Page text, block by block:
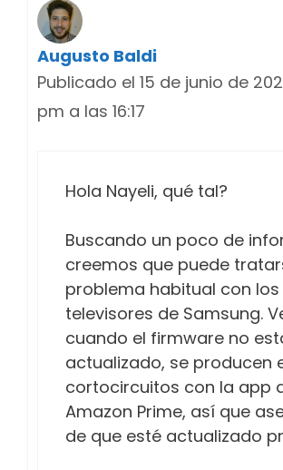
Augusto Baldi
Publicado el 15 de junio de
pm a las 16:17
Hola Nayeli, qué tal?
Buscando un poco de
creemos que puede
problema habitual con los
televisores de Samsung.
cuando el firmware no
actualizado, se producen
cortocircuitos con la app
Amazon Prime, así que
de que esté actualizado